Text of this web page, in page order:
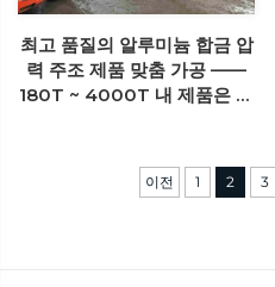
최고 품질의 알루미늄 합금 압
력 주조 제품 맞춤 가공 ——
180T ~ 4000T 내 제품은 압
이전 1 2 3